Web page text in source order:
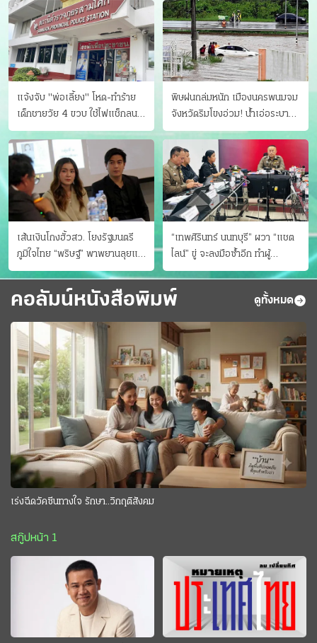
แจ้งจับ "พ่อเลี้ยง" โหด-ทําร้าย
เด็กชายวัย 4 ขวบ ใช้ไฟแช็กลน
บาดเจ็บ
พิษฝนถล่มหนัก เมืองนครพนมจม
จังหวัดริมโขงอ่วม! นํ้าเอ่อระบาย
ไม่ทัน แม่ปิงทะลักล้น
เส้นเงินโกงฮั้วสว. โยงรัฐมนตรี
ภูมิใจไทย “พริษฐ์” พาพยานลุยแฉ
มีโอนให้คนกกต.ด้วย
“เทพศิรินทร์ นนทบุรี” ผวา “แชต
ไลน์” ขู่ จะลงมือซ้ำอีก ทําผู้
ปกครองแตกตื่นแจ้งตำรวจ
คอลัมน์หนังสือพิมพ์ ดูทั้งหมด
เร่งฉีดวัคซีนทางใจ รักษา..วิกฤติสังคม
สกู๊ปหน้า 1